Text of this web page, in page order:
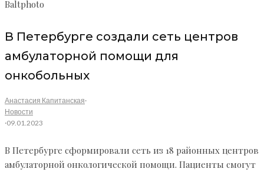
Baltphoto
В Петербурге создали сеть центров
амбулаторной помощи для
онкобольных
Анастасия Капитанская·
Новости
·09.01.2023
В Петербурге сформировали сеть из 18 районных центров
амбулаторной онкологической помощи. Пациенты смогут